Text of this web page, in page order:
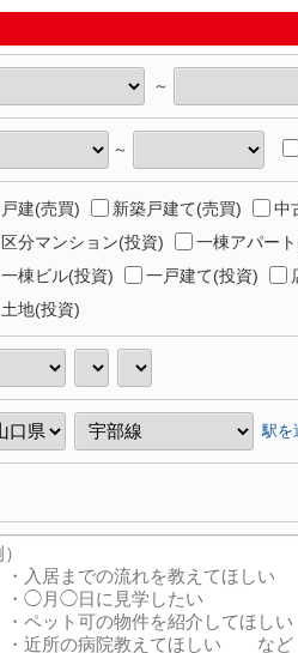
～
～
戸建(売買) 新築戸建て(売買) 中
区分マンション(投資)
一棟アパー
一棟ビル(投資)
一戸建て(投資)
土地(投資)
駅を